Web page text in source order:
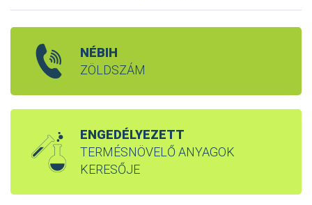
NÉBIH
ZÖLDSZÁM
ENGEDÉLYEZETT
TERMÉSNÖVELŐ ANYAGOK
KERESŐJE